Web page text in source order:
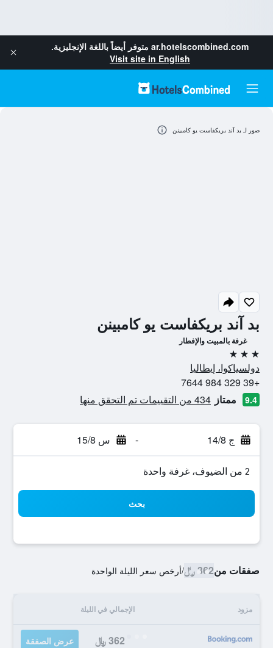
ar.hotelscombined.com متوفر أيضاً باللغة الإنجليزية.
Visit site in English
بد آند بريكفاست يو كامبينن
غرفة بالمبيت والإفطار
3 نجوم
دولسياكوا، إيطاليا
+39 329 984 7644
9.4 ممتاز 434 من التقييمات تم التحقق منها
ج 14/8 - س 15/8
2 من الضيوف، غرفة واحدة
بحث
صفقات من362 ﷼ /أرخص سعر الليلة الواحدة
مزود الإجمالي في الليلة
362 ﷼ عرض الصفقة
صور لـ بد آند بريكفاست يو كامبينن